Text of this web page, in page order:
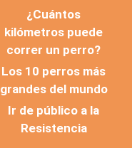
¿Cuántos
kilómetros puede
correr un perro?
Los 10 perros más
grandes del mundo
Ir de público a la
Resistencia